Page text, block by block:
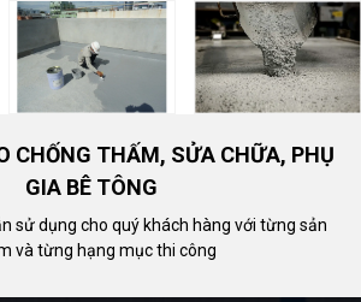
CHỐNG THẤM, SỬA CHỮA, PHỤ
GIA BÊ TÔNG
sử dụng cho quý khách hàng với từng sản
và từng hạng mục thi công